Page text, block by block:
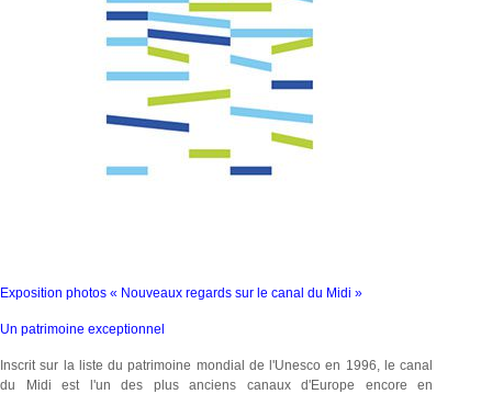
Exposition photos « Nouveaux regards sur le canal du Midi »
Un patrimoine exceptionnel
Inscrit sur la liste du patrimoine mondial de l'Unesco en 1996, le canal
du Midi est l'un des plus anciens canaux d'Europe encore en